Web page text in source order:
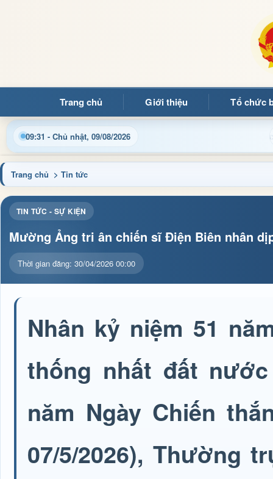
Trang chủ Giới thiệu Tổ chức
09:31 - Chủ nhật, 09/08/2026
nhật thông tin điều hành, thủ tục hành chính và tin tức địa
Trang chủ > Tin tức
TIN TỨC - SỰ KIỆN
Mường Ảng tri ân chiến sĩ Điện Biên nhân
Thời gian đăng: 30/04/2026 00:00
Nhân kỷ niệm 51
thống nhất đất nước
năm Ngày Chiến
07/5/2026), Thường